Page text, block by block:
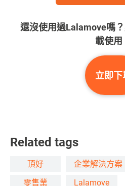
還沒使用過Lalamove嗎
載使用
立即下
Related tags
頂好 企業解決方案
零售業
Lalamove